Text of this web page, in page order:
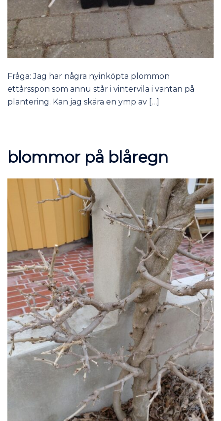
Fråga: Jag har några nyinköpta plommon
ettårsspön som ännu står i vintervila i väntan på
plantering. Kan jag skära en ymp av […]
blommor på blåregn